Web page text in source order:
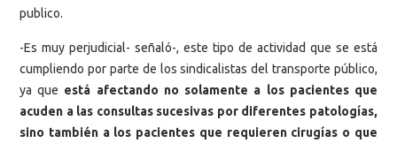
publico.
-Es muy perjudicial- señaló-, este tipo de actividad que se está
cumpliendo por parte de los sindicalistas del transporte público,
ya que está afectando no solamente a los pacientes que
acuden a las consultas sucesivas por diferentes patologías,
sino también a los pacientes que requieren cirugías o que